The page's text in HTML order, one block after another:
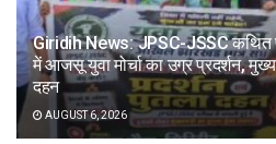
Giridih News: JPSC-JSSC कथित
में आजसू युवा मोर्चा का उग्र प्रदर्शन,
दहन
AUGUST 6, 2026